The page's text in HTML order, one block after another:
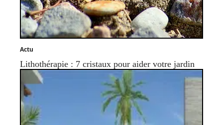
Actu
Lithothérapie : 7 cristaux pour aider votre jardin